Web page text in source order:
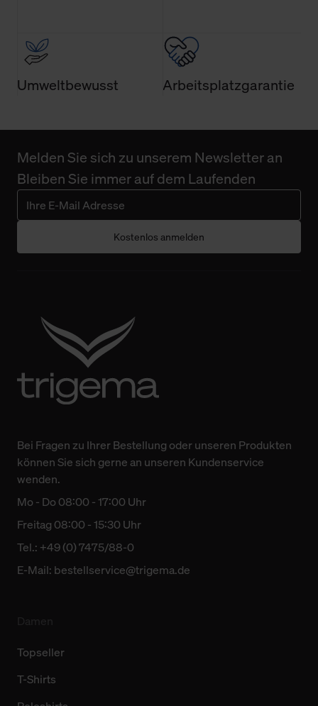
Umweltbewusst Arbeitsplatzgarantie
Melden Sie sich zu unserem Newsletter an
Bleiben Sie immer auf dem Laufenden
Kostenlos anmelden
Bei Fragen zu Ihrer Bestellung oder unseren Produkten
können Sie sich gerne an unseren Kundenservice
wenden.
Mo - Do 08:00 - 17:00 Uhr
Freitag 08:00 - 15:30 Uhr
Tel.: +49 (0) 7475/88-0
E-Mail: bestellservice@trigema.de
Topseller
T-Shirts